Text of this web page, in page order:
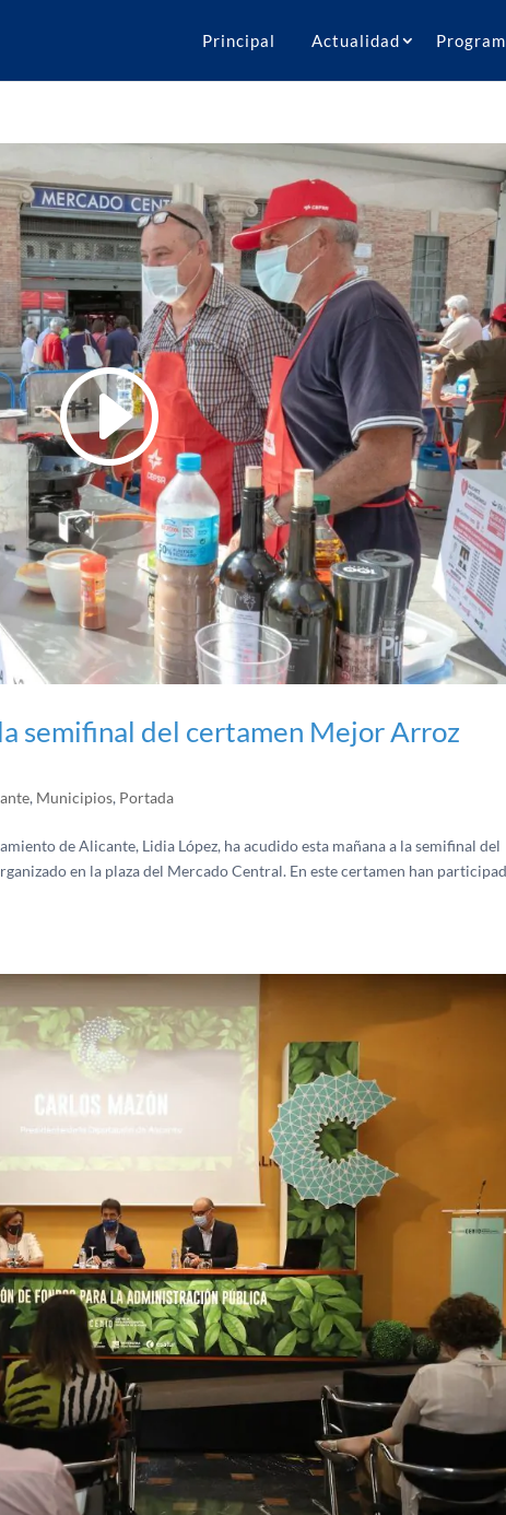
Principal Actualidad
semifinal del certamen Mejor Arroz
, Municipios, Portada
de Alicante, Lidia López, ha acudido esta mañana a la semifinal del
en la plaza del Mercado Central. En este certamen han